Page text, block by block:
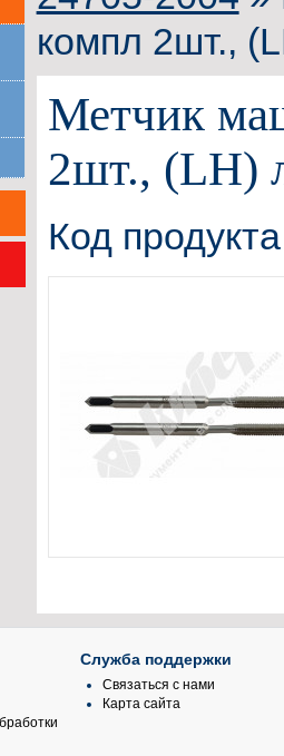
компл 2шт.,
Метчик
2шт., (LH)
Код
Служба поддержки
Связаться с нами
Карта сайта